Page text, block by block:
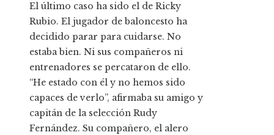
El último caso ha sido el de Ricky
Rubio. El jugador de baloncesto ha
decidido parar para cuidarse. No
estaba bien. Ni sus compañeros ni
entrenadores se percataron de ello.
“He estado con él y no hemos sido
capaces de verlo”, afirmaba su amigo y
capitán de la selección Rudy
Fernández. Su compañero, el alero